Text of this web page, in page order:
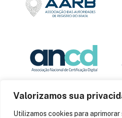
Valorizamos sua
Utilizamos cookies para